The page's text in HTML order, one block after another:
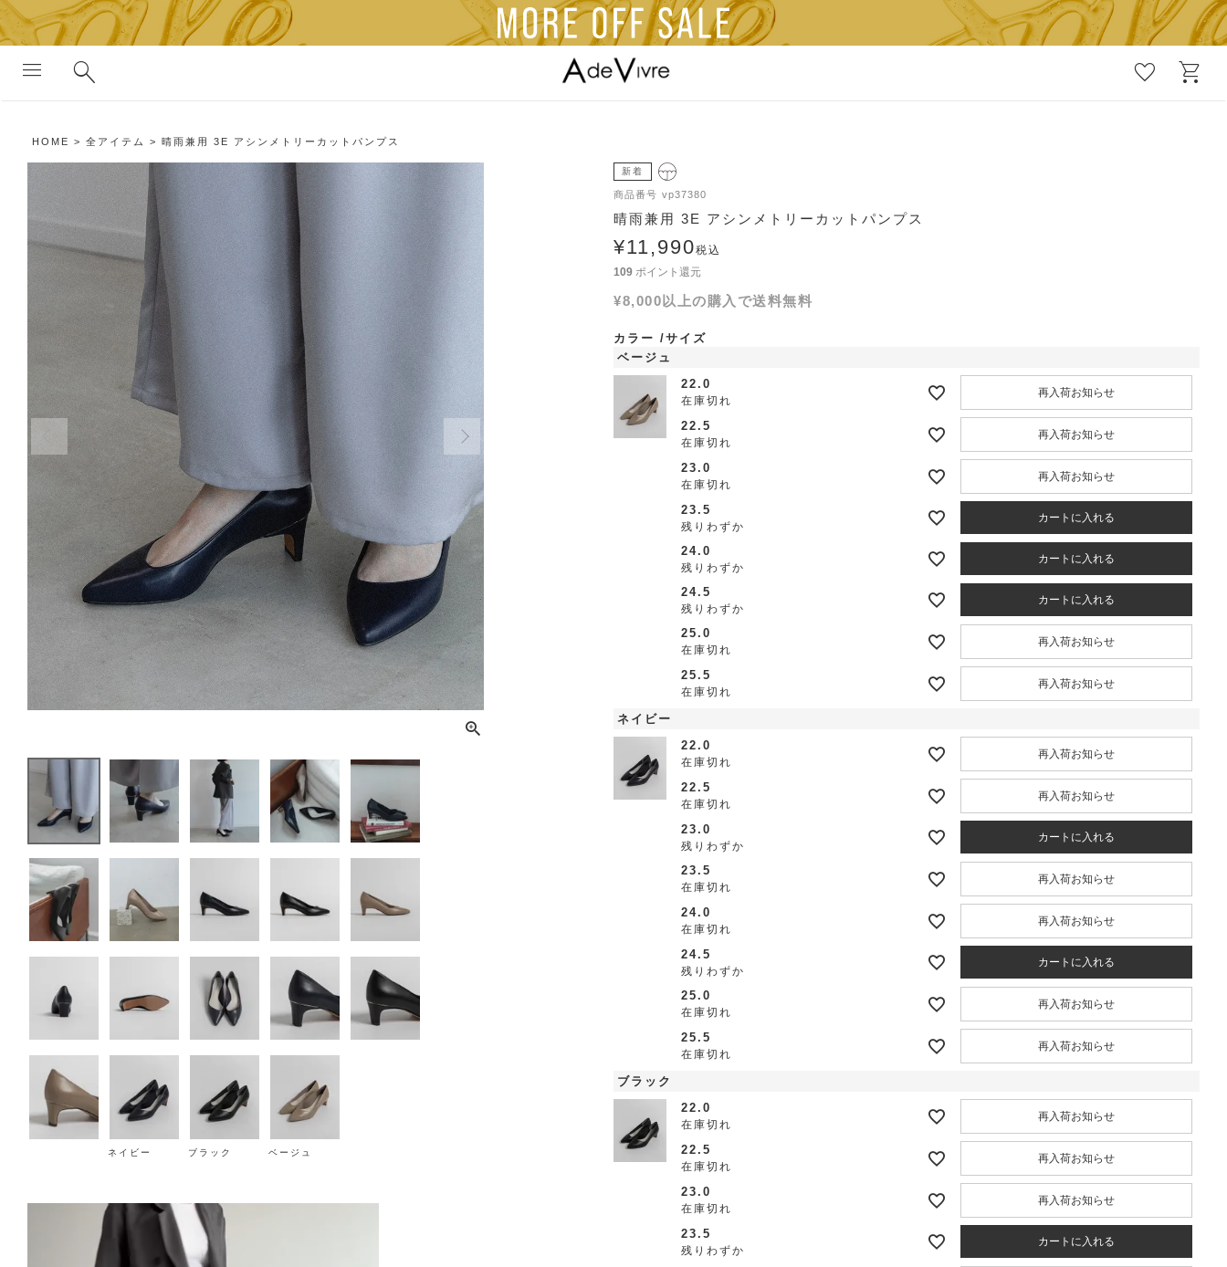
menu search favorite shopping_cart
HOME 全アイテム 晴雨兼用 3E アシンメトリーカットパンプス
ネイビー ブラック ベージュ
新着
商品番号 vp37380
晴雨兼用 3E アシンメトリーカットパンプス
¥11,990税込
109 ポイント還元
¥8,000以上の購入で送料無料
カラー
サイズ
ベージュ
22.0
在庫切れ
再入荷お知らせ
22.5
在庫切れ
再入荷お知らせ
23.0
在庫切れ
再入荷お知らせ
23.5
残りわずか
カートに入れる
24.0
残りわずか
カートに入れる
24.5
残りわずか
カートに入れる
25.0
在庫切れ
再入荷お知らせ
25.5
在庫切れ
再入荷お知らせ
ネイビー
22.0
在庫切れ
再入荷お知らせ
22.5
在庫切れ
再入荷お知らせ
23.0
残りわずか
カートに入れる
23.5
在庫切れ
再入荷お知らせ
24.0
在庫切れ
再入荷お知らせ
24.5
残りわずか
カートに入れる
25.0
在庫切れ
再入荷お知らせ
25.5
在庫切れ
再入荷お知らせ
ブラック
22.0
在庫切れ
再入荷お知らせ
22.5
在庫切れ
再入荷お知らせ
23.0
在庫切れ
再入荷お知らせ
23.5
残りわずか
カートに入れる